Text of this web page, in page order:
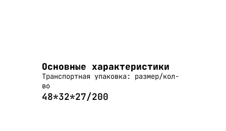
Основные характеристики
Транспортная упаковка: размер/кол-
во
48*32*27/200